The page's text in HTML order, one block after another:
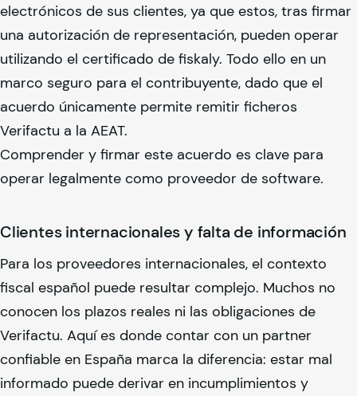
electrónicos de sus clientes, ya que estos, tras firmar
una autorización de representación, pueden operar
utilizando el certificado de fiskaly. Todo ello en un
marco seguro para el contribuyente, dado que el
acuerdo únicamente permite remitir ficheros
Verifactu a la AEAT.
Comprender y firmar este acuerdo es clave para
operar legalmente como proveedor de software.
Clientes internacionales y falta de información
Para los proveedores internacionales, el contexto
fiscal español puede resultar complejo. Muchos no
conocen los plazos reales ni las obligaciones de
Verifactu. Aquí es donde contar con un partner
confiable en España marca la diferencia: estar mal
informado puede derivar en incumplimientos y